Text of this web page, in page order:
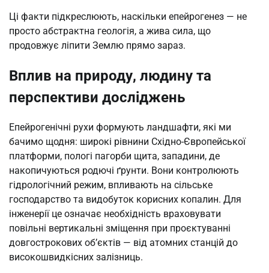
Ці факти підкреслюють, наскільки епейрогенез — не
просто абстрактна геологія, а жива сила, що
продовжує ліпити Землю прямо зараз.
Вплив на природу, людину та
перспективи досліджень
Епейрогенічні рухи формують ландшафти, які ми
бачимо щодня: широкі рівнини Східно-Європейської
платформи, пологі пагорби щита, западини, де
накопичуються родючі ґрунти. Вони контролюють
гідрологічний режим, впливають на сільське
господарство та видобуток корисних копалин. Для
інженерії це означає необхідність враховувати
повільні вертикальні зміщення при проєктуванні
довгострокових об’єктів — від атомних станцій до
високошвидкісних залізниць.